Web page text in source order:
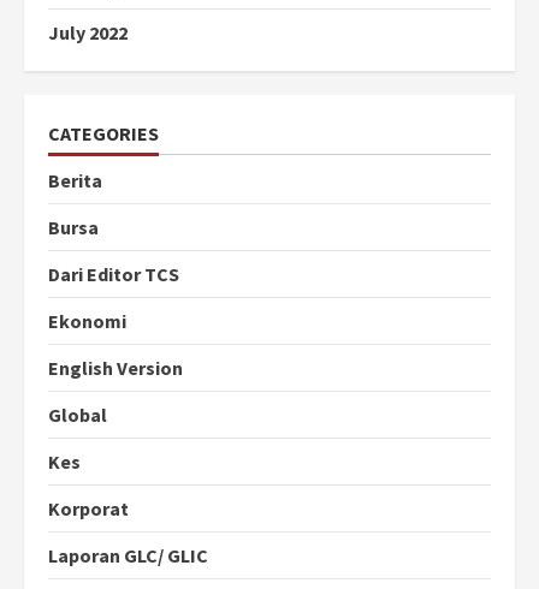
July 2022
CATEGORIES
Berita
Bursa
Dari Editor TCS
Ekonomi
English Version
Global
Kes
Korporat
Laporan GLC/ GLIC